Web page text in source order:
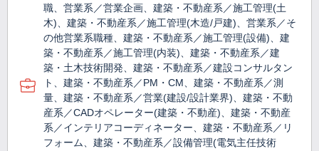
職、営業系／営業企画、建築・不動産系／施工管理(土
木)、建築・不動産系／施工管理(木造/戸建)、営業系／そ
の他営業系職種、建築・不動産系／施工管理(設備)、建
築・不動産系／施工管理(内装)、建築・不動産系／建
築・土木技術開発、建築・不動産系／建設コンサルタン
ト、建築・不動産系／PM・CM、建築・不動産系／測
量、建築・不動産系／営業(建設/設計業界)、建築・不動
産系／CADオペレーター(建築・不動産)、建築・不動産
系／インテリアコーディネーター、建築・不動産系／リ
フォーム、建築・不動産系／設備管理(電気主任技術